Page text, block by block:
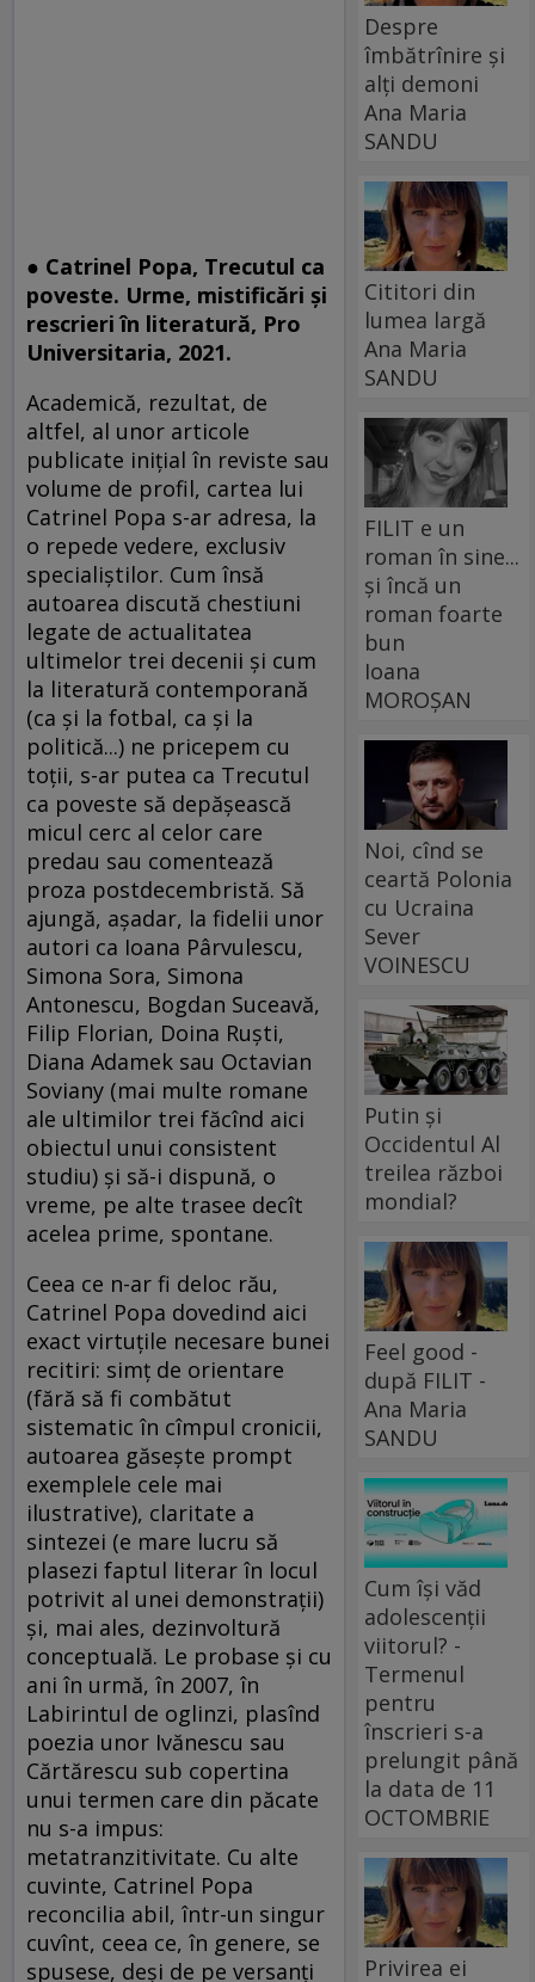
● Catrinel Popa, Trecutul ca
poveste. Urme, mistificări și
rescrieri în literatură, Pro
Universitaria, 2021.
Academică, rezultat, de
altfel, al unor articole
publicate inițial în reviste sau
volume de profil, cartea lui
Catrinel Popa s-ar adresa, la
o repede vedere, exclusiv
specialiștilor. Cum însă
autoarea discută chestiuni
legate de actualitatea
ultimelor trei decenii și cum
la literatură contemporană
(ca și la fotbal, ca și la
politică...) ne pricepem cu
toții, s-ar putea ca Trecutul
ca poveste să depășească
micul cerc al celor care
predau sau comentează
proza postdecembristă. Să
ajungă, așadar, la fidelii unor
autori ca Ioana Pârvulescu,
Simona Sora, Simona
Antonescu, Bogdan Suceavă,
Filip Florian, Doina Ruști,
Diana Adamek sau Octavian
Soviany (mai multe romane
ale ultimilor trei făcînd aici
obiectul unui consistent
studiu) și să-i dispună, o
vreme, pe alte trasee decît
acelea prime, spontane.
Ceea ce n-ar fi deloc rău,
Catrinel Popa dovedind aici
exact virtuțile necesare bunei
recitiri: simț de orientare
(fără să fi combătut
sistematic în cîmpul cronicii,
autoarea găsește prompt
exemplele cele mai
ilustrative), claritate a
sintezei (e mare lucru să
plasezi faptul literar în locul
potrivit al unei demonstrații)
și, mai ales, dezinvoltură
conceptuală. Le probase și cu
ani în urmă, în 2007, în
Labirintul de oglinzi, plasînd
poezia unor Ivănescu sau
Cărtărescu sub copertina
unui termen care din păcate
nu s-a impus:
metatranzitivitate. Cu alte
cuvinte, Catrinel Popa
reconcilia abil, într-un singur
cuvînt, ceea ce, în genere, se
spusese, deși de pe versanți
Despre
îmbătrînire și
alți demoni
Ana Maria
SANDU
Cititori din
lumea largă
Ana Maria
SANDU
FILIT e un
roman în sine...
și încă un
roman foarte
bun
Ioana
MOROȘAN
Noi, cînd se
ceartă Polonia
cu Ucraina
Sever
VOINESCU
Putin și
Occidentul Al
treilea război
mondial?
Feel good -
după FILIT -
Ana Maria
SANDU
Cum își văd
adolescenții
viitorul? -
Termenul
pentru
înscrieri s-a
prelungit până
la data de 11
OCTOMBRIE
Privirea ei